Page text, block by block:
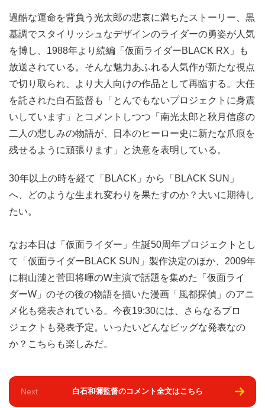
過酷な運命を背負う光太郎の悲哀に満ちたストーリー、黒
基調でスタイリッシュなデザインのライダーの勇姿が人気
を博し、1988年より続編「仮面ライダーBLACK RX」も
放送されている。そんな魅力あふれる人気作が新たな視点
で切り取られ、より大人向けの作品として再臨する。大任
を託された白石監督も「とんでもないプロジェクトに身震
いしています」とコメントしつつ「南光太郎と秋月信彦の
二人の悲しみの物語が、日本のヒーロー史に新たな爪痕を
残せるように頑張ります」と決意を表明している。
30年以上の時を経て「BLACK」から「BLACK SUN」
へ、どのような生まれ変わりを果たすのか？大いに期待し
たい。
なお本日は「仮面ライダー」生誕50周年プロジェクトとし
て「仮面ライダーBLACK SUN」製作決定のほか、2009年
に桐山漣と菅田将暉のW主演で話題を集めた「仮面ライ
ダーW」のその後の物語を描いた漫画「風都探偵」のアニ
メ化も発表されている。今夜19:30には、さらなるプロ
ジェクトも発表予定。いったいどんなビッグな発表なの
か？こちらも楽しみだ。
Next 白石和彌監督のコメント全文はこちら